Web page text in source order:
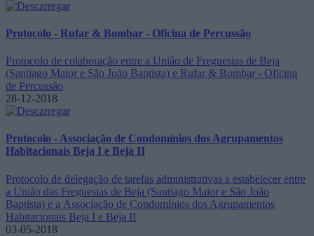
Protocolo - Rufar & Bombar - Oficina de Percussão
Protocolo de colaboração entre a União de Freguesias de Beja
(Santiago Maior e São João Baptista) e Rufar & Bombar - Oficina
de Percussão
28-12-2018
Protocolo - Associação de Condomínios dos Agrupamentos
Habitacionais Beja I e Beja II
Protocolo de delegação de tarefas administrativas a estabelecer entre
a União das Freguesias de Beja (Santiago Maior e São João
Baptista) e a Associação de Condomínios dos Agrupamentos
Habitacionais Beja I e Beja II
03-05-2018